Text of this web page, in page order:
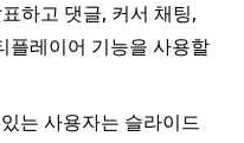
하고 댓글, 커서 채팅,
플레이어 기능을 사용할
는 사용자는 슬라이드